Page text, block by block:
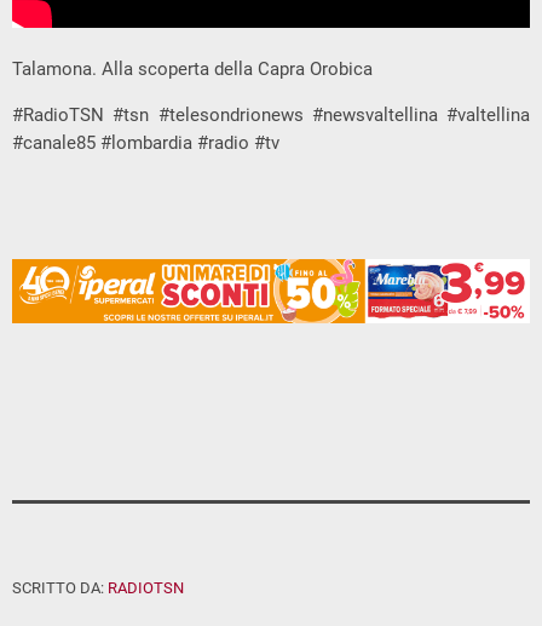
Talamona. Alla scoperta della Capra Orobica
#RadioTSN #tsn #telesondrionews #newsvaltellina #valtellina
#canale85 #lombardia #radio #tv
SCRITTO DA: RADIOTSN